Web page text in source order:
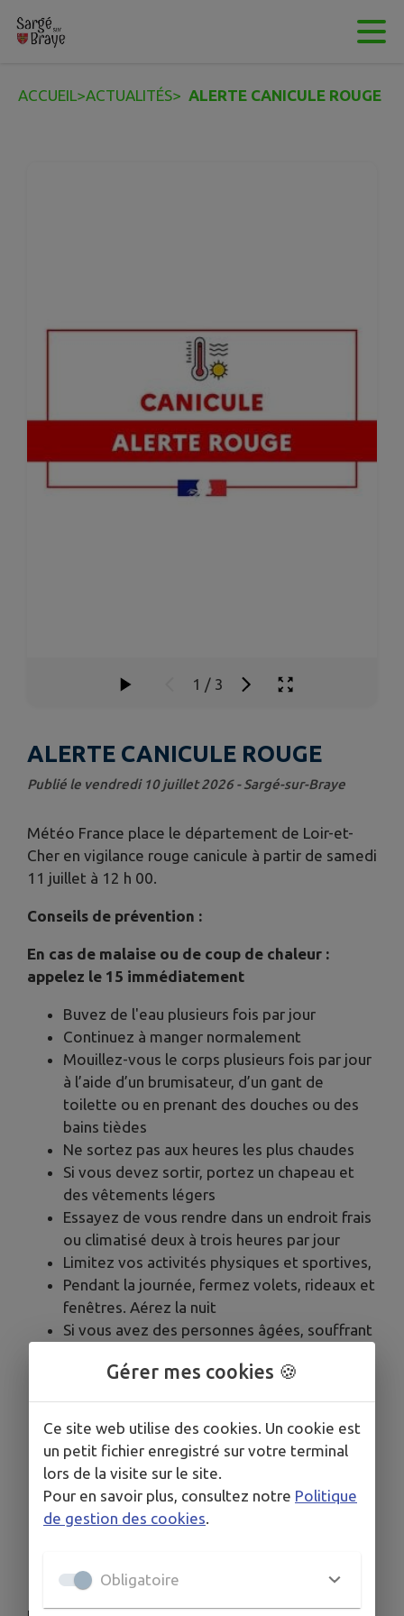
Contenu
ACCUEIL>ACTUALITÉS> ALERTE CANICULE ROUGE
1 / 3
ALERTE CANICULE ROUGE
Publié le vendredi 10 juillet 2026 - Sargé-sur-Braye
Météo France place le département de Loir-et-
Cher en vigilance rouge canicule à partir de samedi
11 juillet à 12 h 00.
Conseils de prévention :
En cas de malaise ou de coup de chaleur :
appelez le 15 immédiatement
Buvez de l'eau plusieurs fois par jour
Continuez à manger normalement
Mouillez-vous le corps plusieurs fois par jour
à l’aide d’un brumisateur, d’un gant de
toilette ou en prenant des douches ou des
bains tièdes
Ne sortez pas aux heures les plus chaudes
Si vous devez sortir, portez un chapeau et
des vêtements légers
Essayez de vous rendre dans un endroit frais
ou climatisé deux à trois heures par jour
Limitez vos activités physiques et sportives,
Pendant la journée, fermez volets, rideaux et
fenêtres. Aérez la nuit
Si vous avez des personnes âgées, souffrant
votre entourage, prenez de leurs nouvelles
ou rendez leur visite
Si vous avez besoin d’aide, appelez votre
mairie
Pour prévenir les feux de végétation,
n’utilisez pas de matériel susceptible de
produire des étincelles et veillez à ne pas
etc.)
Gérer mes cookies 🍪
Ce site web utilise des cookies. Un cookie est
un petit fichier enregistré sur votre terminal
lors de la visite sur le site.
Pour en savoir plus, consultez notre Politique
de gestion des cookies
Obligatoire